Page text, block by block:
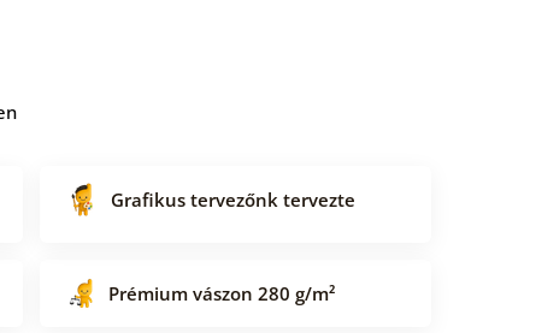
Grafikus tervezőnk tervezte
Prémium vászon 280 g/m²